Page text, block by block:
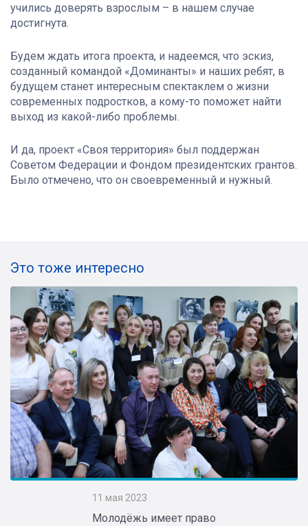
учились доверять взрослым – в нашем случае
достигнута.
Будем ждать итога проекта, и надеемся, что эскиз,
созданный командой «Доминанты» и наших ребят, в
будущем станет интересным спектаклем о жизни
современных подростков, а кому-то поможет найти
выход из какой-либо проблемы.
И да, проект «Своя территория» был поддержан
Советом Федерации и Фондом президентских грантов.
Было отмечено, что он своевременный и нужный.
Это тоже интересно
11 мая 2023
Молодёжь имеет право